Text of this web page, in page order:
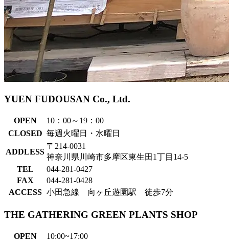
YUEN FUDOUSAN Co., Ltd.
OPEN
10：00～19：00
CLOSED 毎週火曜日・水曜日
ADDLESS
〒214-0031
神奈川県川崎市多摩区東生田1丁目14-5
TEL
044-281-0427
FAX
044-281-0428
ACCESS 小田急線 向ヶ丘遊園駅 徒歩7分
THE GATHERING GREEN PLANTS SHOP
OPEN 10:00~17:00